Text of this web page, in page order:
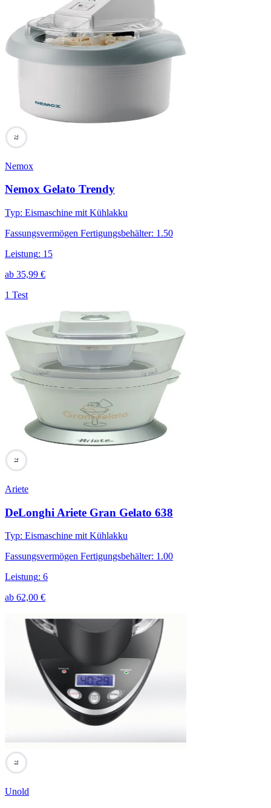
72
Nemox
Nemox Gelato Trendy
Typ: Eismaschine mit Kühlakku
Fassungsvermögen Fertigungsbehälter: 1.50
Leistung: 15
ab 35,99 €
1 Test
71
Ariete
DeLonghi Ariete Gran Gelato 638
Typ: Eismaschine mit Kühlakku
Fassungsvermögen Fertigungsbehälter: 1.00
Leistung: 6
ab 62,00 €
71
Unold